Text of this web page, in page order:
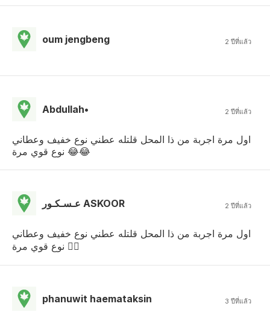
oum jengbeng 2 ปีที่แล้ว
Abdullah• 2 ปีที่แล้ว
اول مرة اجربة من ذا المحل قلتله عطني نوع خفيف وعطاني
نوع قوي مرة 😂😂
عـسـكـور ASKOOR 2 ปีที่แล้ว
اول مرة اجربة من ذا المحل قلتله عطني نوع خفيف وعطاني
نوع قوي مرة 
phanuwit haemataksin 3 ปีที่แล้ว